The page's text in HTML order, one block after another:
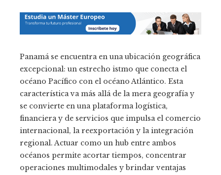
Panamá se encuentra en una ubicación geográfica
excepcional: un estrecho istmo que conecta el
océano Pacífico con el océano Atlántico. Esta
característica va más allá de la mera geografía y
se convierte en una plataforma logística,
financiera y de servicios que impulsa el comercio
internacional, la reexportación y la integración
regional. Actuar como un hub entre ambos
océanos permite acortar tiempos, concentrar
operaciones multimodales y brindar ventajas